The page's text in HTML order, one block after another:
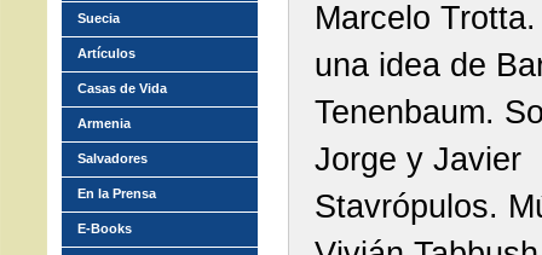
Marcelo
una idea de
Tenenbaum.
Jorge y Javier
Stavrópulos.
Suecia
Artículos
Casas de Vida
Armenia
Salvadores
En la Prensa
E-Books